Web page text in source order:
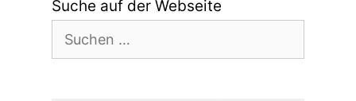
Suche auf der Webseite
nach: